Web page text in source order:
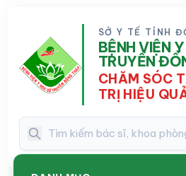
SỞ Y TẾ TỈNH
BỆNH VIỆN
TRUYỀN
CHĂM SÓC
TRỊ HIỆU